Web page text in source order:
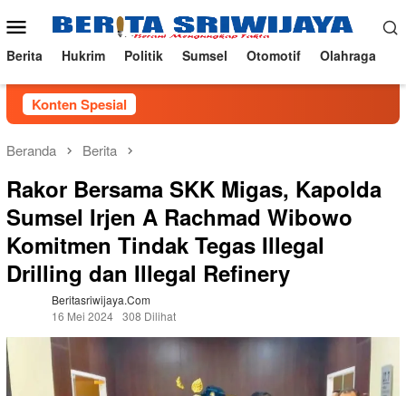
ke
konten
Menu
Mobile
Berita Hukrim Politik Sumsel Otomotif Olahraga
Konten Spesial
Beranda Berita
Rakor Bersama SKK Migas, Kapolda
Sumsel Irjen A Rachmad Wibowo
Komitmen Tindak Tegas Illegal
Drilling dan Illegal Refinery
Beritasriwijaya.com
16 Mei 2024 308 Dilihat